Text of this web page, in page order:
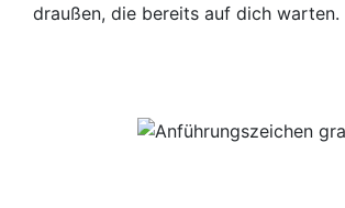
draußen, die bereits auf dich warten.